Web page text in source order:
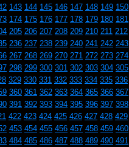
143 144 145 146 147 148 149 150
174 175 176 177 178 179 180 181
205 206 207 208 209 210 211 212
236 237 238 239 240 241 242 243
267 268 269 270 271 272 273 274
298 299 300 301 302 303 304 305
329 330 331 332 333 334 335 336
360 361 362 363 364 365 366 367
391 392 393 394 395 396 397 398
422 423 424 425 426 427 428 429
453 454 455 456 457 458 459 460
484 485 486 487 488 489 490 491